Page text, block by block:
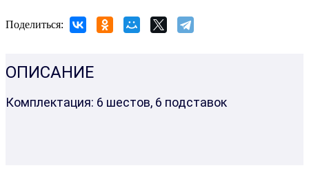
Поделиться:
ОПИСАНИЕ
Комплектация: 6 шестов, 6 подставок